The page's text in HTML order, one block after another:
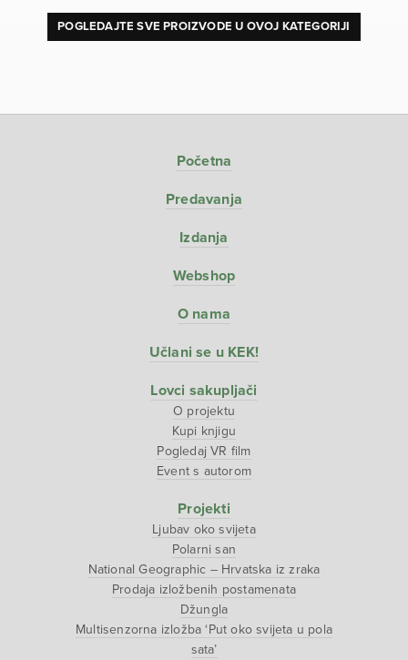
POGLEDAJTE SVE PROIZVODE U OVOJ KATEGORIJI
Početna
Predavanja
Izdanja
Webshop
O nama
Učlani se u KEK!
Lovci sakupljači
O projektu
Kupi knjigu
Pogledaj VR film
Event s autorom
Projekti
Ljubav oko svijeta
Polarni san
National Geographic – Hrvatska iz zraka
Prodaja izložbenih postamenata
Džungla
Multisenzorna izložba ‘Put oko svijeta u pola
sata’